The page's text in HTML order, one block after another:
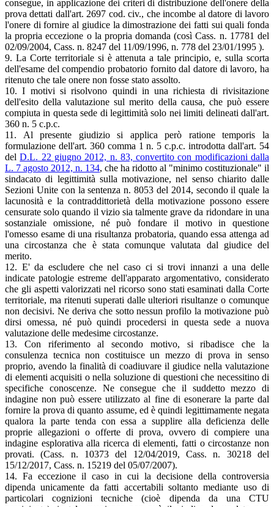
consegue, in applicazione dei criteri di distribuzione dell'onere della
prova dettati dall'art. 2697 cod. civ., che incombe al datore di lavoro
l'onere di fornire al giudice la dimostrazione dei fatti sui quali fonda
la propria eccezione o la propria domanda (così Cass. n. 17781 del
02/09/2004, Cass. n. 8247 del 11/09/1996, n. 778 del 23/01/1995 ).
9. La Corte territoriale si è attenuta a tale principio, e, sulla scorta
dell'esame del compendio probatorio fornito dal datore di lavoro, ha
ritenuto che tale onere non fosse stato assolto.
10. I motivi si risolvono quindi in una richiesta di rivisitazione
dell'esito della valutazione sul merito della causa, che può essere
compiuta in questa sede di legittimità solo nei limiti delineati dall'art.
360 n. 5 c.p.c.
11. Al presente giudizio si applica però ratione temporis la
formulazione dell'art. 360 comma 1 n. 5 c.p.c. introdotta dall'art. 54
delD.L. 22 giugno 2012, n. 83, convertito con modificazioni dalla
L. 7 agosto 2012, n. 134, che ha ridotto al "minimo costituzionale" il
sindacato di legittimità sulla motivazione, nel senso chiarito dalle
Sezioni Unite con la sentenza n. 8053 del 2014, secondo il quale la
lacunosità e la contraddittorietà della motivazione possono essere
censurate solo quando il vizio sia talmente grave da ridondare in una
sostanziale omissione, né può fondare il motivo in questione
l'omesso esame di una risultanza probatoria, quando essa attenga ad
una circostanza che è stata comunque valutata dal giudice del
merito.
12. E' da escludere che nel caso ci si trovi innanzi a una delle
indicate patologie estreme dell'apparato argomentativo, considerato
che gli aspetti valorizzati nel ricorso sono stati esaminati dalla Corte
territoriale, ma ritenuti superati dalle ulteriori risultanze o comunque
non decisivi. Ne deriva che sotto nessun profilo la motivazione può
dirsi omessa, né può quindi procedersi in questa sede a nuova
valutazione delle medesime circostanze.
13. Con riferimento al secondo motivo, si ribadisce che la
consulenza tecnica non costituisce un mezzo di prova in senso
proprio, avendo la finalità di coadiuvare il giudice nella valutazione
di elementi acquisiti o nella soluzione di questioni che necessitino di
specifiche conoscenze. Ne consegue che il suddetto mezzo di
indagine non può essere utilizzato al fine di esonerare la parte dal
fornire la prova di quanto assume, ed è quindi legittimamente negata
qualora la parte tenda con essa a supplire alla deficienza delle
proprie allegazioni o offerte di prova, ovvero di compiere una
indagine esplorativa alla ricerca di elementi, fatti o circostanze non
provati. (Cass. n. 10373 del 12/04/2019, Cass. n. 30218 del
15/12/2017, Cass. n. 15219 del 05/07/2007).
14. Fa eccezione il caso in cui la decisione della controversia
dipenda unicamente da fatti accertabili soltanto mediante uso di
particolari cognizioni tecniche (cioè dipenda da una CTU